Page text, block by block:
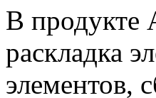
В продукте
раскладка
элементов,